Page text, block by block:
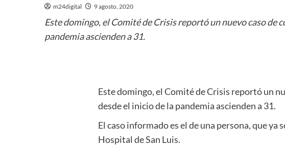
m24digital 9 agosto, 2020
Este domingo, el Comité de Crisis reportó un nuevo caso de
pandemia ascienden a 31.
Este domingo, el Comité de Crisis reportó un
desde el inicio de la pandemia ascienden a 31.
El caso informado es el de una persona, que
Hospital de San Luis.